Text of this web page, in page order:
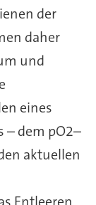
der
daher
und
eines
– dem pO2–
aktuellen
Entleeren